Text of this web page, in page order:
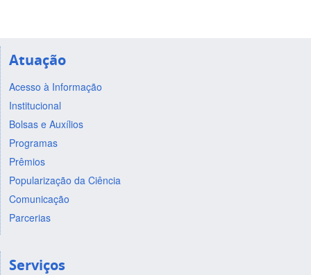
Atuação
Acesso à Informação
Institucional
Bolsas e Auxílios
Programas
Prêmios
Popularização da Ciência
Comunicação
Parcerias
Serviços